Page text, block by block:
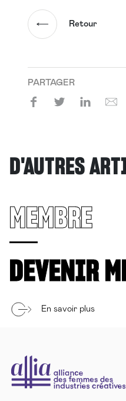
Retour
PARTAGER
D'AUTRES
MEMBRE
DEVENIR
En savoir plus